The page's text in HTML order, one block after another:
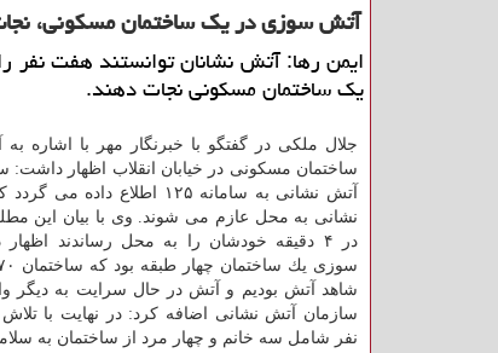
آتش سوزی در یك ساختمان مسكونی، نجات ۷نفر از
ایمن رها: آتش نشانان توانستند هفت نفر
یك ساختمان مسكونی نجات دهند.
جلال ملكی در گفتگو با خبرنگار مهر با اشاره
آتش نشانی به سامانه ۱۲۵ اطلاع
نشانی به محل عازم می شوند. وی با بیان این
در ۴ دقیقه خودشان را به محل رساندند
شاهد آتش بودیم و آتش در حال سرایت به دیگر
سازمان آتش نشانی اضافه كرد: در نهایت با
نفر شامل سه خانم و چهار مرد از ساختمان به